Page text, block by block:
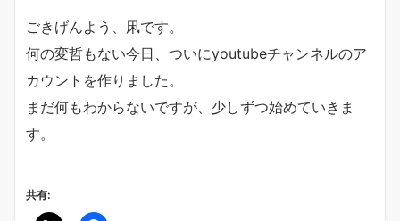
ごきげんよう、凩です。
何の変哲もない今日、ついにyoutubeチャンネルのア
カウントを作りました。
まだ何もわからないですが、少しずつ始めていきま
す。
共有: